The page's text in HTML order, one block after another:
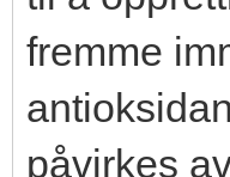
fremme
påvirkes